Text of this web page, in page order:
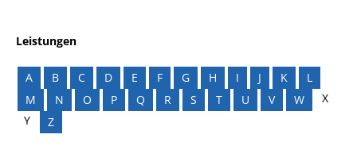
Leistungen
A B C D E F G H I J K
L
M
N O P Q R S T U V W
X
Y
Z